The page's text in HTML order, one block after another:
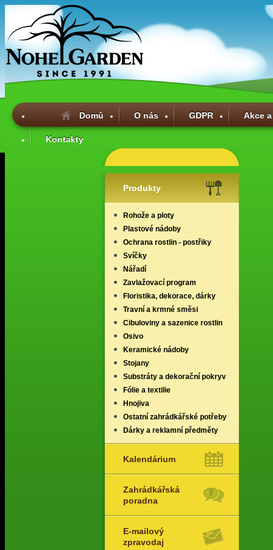
Domů O nás GDPR Akce
Kontakty
Produkty
Rohože a ploty
Plastové nádoby
Ochrana rostlin - postřiky
Svíčky
Nářadí
Zavlažovací program
Floristika, dekorace, dárky
Travní a krmné směsi
Cibuloviny a sazenice rostlin
Osivo
Keramické nádoby
Stojany
Substráty a dekorační pokryv
Fólie a textilie
Hnojiva
Ostatní zahrádkářské potřeby
Dárky a reklamní předměty
Kalendárium
Zahrádkářská
poradna
E-mailový
zpravodaj